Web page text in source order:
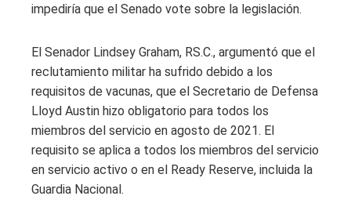
impediría que el Senado vote sobre la legislación.
El Senador Lindsey Graham, RS.C., argumentó que el
reclutamiento militar ha sufrido debido a los
requisitos de vacunas, que el Secretario de Defensa
Lloyd Austin hizo obligatorio para todos los
miembros del servicio en agosto de 2021. El
requisito se aplica a todos los miembros del servicio
en servicio activo o en el Ready Reserve, incluida la
Guardia Nacional.